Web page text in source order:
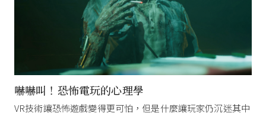
嚇嚇叫！恐怖電玩的心理學
VR技術讓恐怖遊戲變得更可怕，但是什麼讓玩家仍沉迷其中